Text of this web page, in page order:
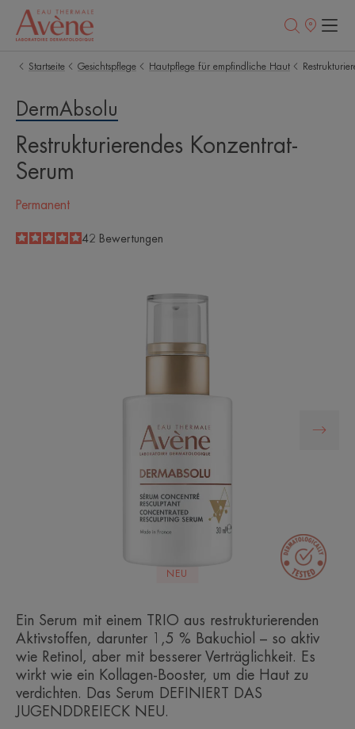
Startseite Gesichtspflege Hautpflege für empfindliche Haut
DermAbsolu
Restrukturierendes Konzentrat-
Serum
Permanent
5/5
42 Bewertungen
NEU
Ein Serum mit einem TRIO aus restrukturierenden
Aktivstoffen, darunter 1,5 % Bakuchiol – so aktiv
wie Retinol, aber mit besserer Verträglichkeit. Es
wirkt wie ein Kollagen-Booster, um die Haut zu
verdichten. Das Serum DEFINIERT DAS
JUGENDDREIECK NEU.